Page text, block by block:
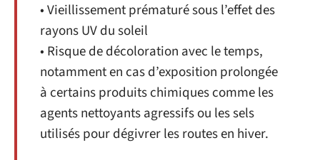
• Vieillissement prématuré sous l’effet des
rayons UV du soleil
• Risque de décoloration avec le temps,
notamment en cas d’exposition prolongée
à certains produits chimiques comme les
agents nettoyants agressifs ou les sels
utilisés pour dégivrer les routes en hiver.